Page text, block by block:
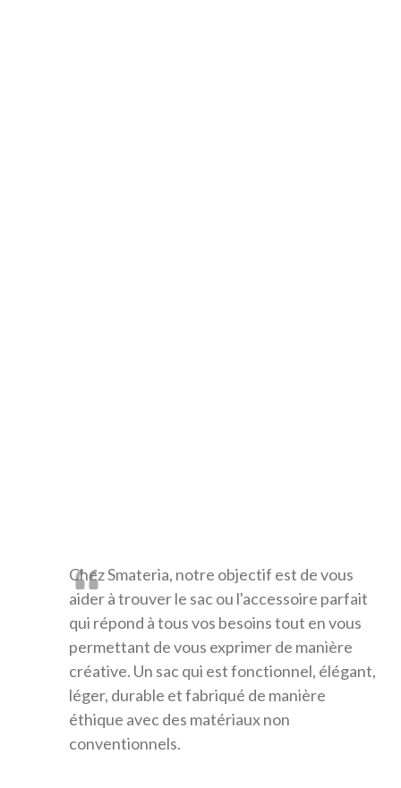
Chez Smateria, notre objectif est de vous
aider à trouver le sac ou l'accessoire parfait
qui répond à tous vos besoins tout en vous
permettant de vous exprimer de manière
créative. Un sac qui est fonctionnel, élégant,
léger, durable et fabriqué de manière
éthique avec des matériaux non
conventionnels.